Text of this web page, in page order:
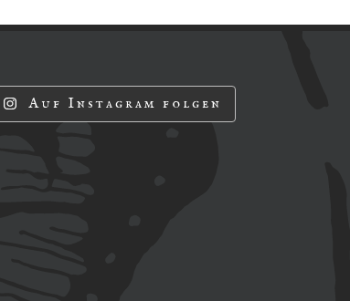
Auf Instagram folgen